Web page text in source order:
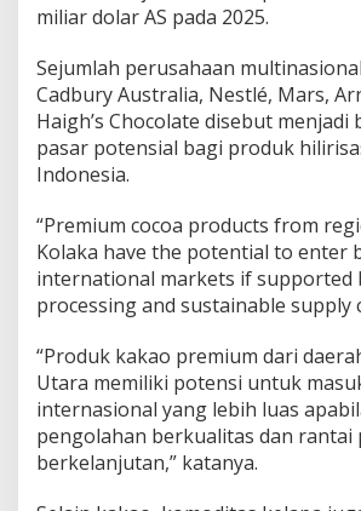
miliar dolar AS pada 2025.
Sejumlah perusahaan
Cadbury Australia, Nestlé, Mars,
Haigh’s Chocolate disebut menjadi
pasar potensial bagi produk
Indonesia.
“Premium cocoa products from
Kolaka have the potential to enter
international markets if supported
processing and sustainable supply
“Produk kakao premium dari
Utara memiliki potensi untuk
internasional yang lebih luas
pengolahan berkualitas dan rantai
berkelanjutan,” katanya.